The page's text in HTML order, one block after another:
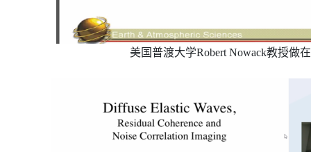
美国普渡大学Robert Nowack教授做